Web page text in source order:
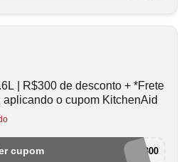
| R$300 de desconto + *Frete
o cupom KitchenAid
cupom KAD300